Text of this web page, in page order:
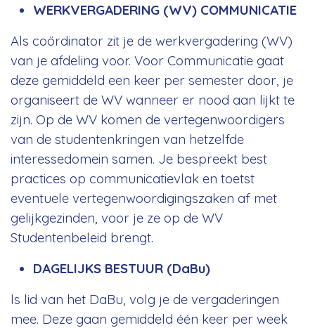
WERKVERGADERING (WV) COMMUNICATIE
Als coördinator zit je de werkvergadering (WV)
van je afdeling voor. Voor Communicatie gaat
deze gemiddeld een keer per semester door, je
organiseert de WV wanneer er nood aan lijkt te
zijn. Op de WV komen de vertegenwoordigers
van de studentenkringen van hetzelfde
interessedomein samen. Je bespreekt best
practices op communicatievlak en toetst
eventuele vertegenwoordigingszaken af met
gelijkgezinden, voor je ze op de WV
Studentenbeleid brengt.
DAGELIJKS BESTUUR (DaBu)
ls lid van het DaBu, volg je de vergaderingen
mee. Deze gaan gemiddeld één keer per week